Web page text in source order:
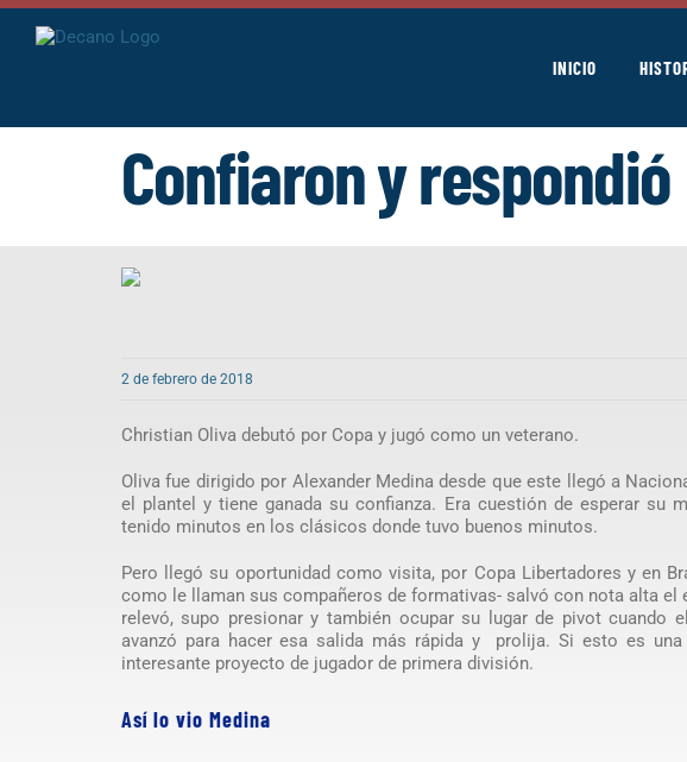
Saltar
INICIO
Confiaron y respondió
2 de febrero de 2018
Christian Oliva debutó por Copa y jugó como un veterano.
Oliva fue dirigido por Alexander Medina desde que este llegó a
el plantel y tiene ganada su confianza. Era cuestión de esperar su
tenido minutos en los clásicos donde tuvo buenos minutos.
Pero llegó su oportunidad como visita, por Copa Libertadores y en
como le llaman sus compañeros de formativas- salvó con nota alta el
relevó, supo presionar y también ocupar su lugar de pivot cuando
avanzó para hacer esa salida más rápida y prolija. Si esto es
interesante proyecto de jugador de primera división.
Así lo vio Medina